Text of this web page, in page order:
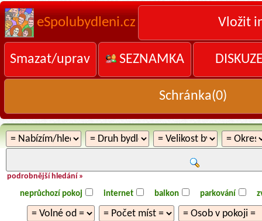
eSpolubydleni.cz Vložit
Smazat/uprav SEZNAMKA
Schránka(0)
podrobnější hledání »
neprůchozí pokoj internet balkon parkování